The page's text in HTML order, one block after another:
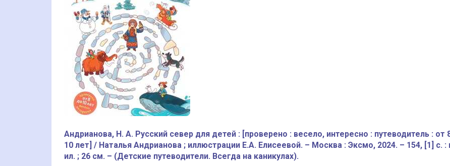
Андрианова, Н. А. Русский север для детей : [проверено : весело, интересно : путеводитель : от
10 лет] / Наталья Андрианова ; иллюстрации Е.А. Елисеевой. – Москва : Эксмо, 2024. – 154, [1] с. :
ил. ; 26 см. – (Детские путеводители. Всегда на каникулах).